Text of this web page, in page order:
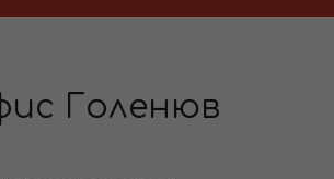
Голенюв